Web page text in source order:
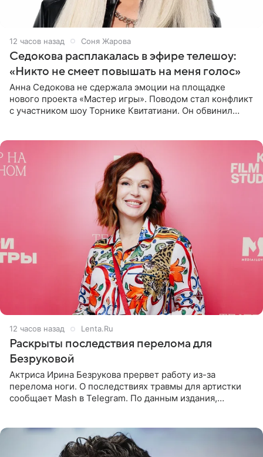
12 часов назад Соня Жарова
Седокова расплакалась в эфире телешоу:
«Никто не смеет повышать на меня голос»
Анна Седокова не сдержала эмоции на площадке
нового проекта «Мастер игры». Поводом стал конфликт
с участником шоу Торнике Квитатиани. Он обвинил
12 часов назад Lenta.Ru
Раскрыты последствия перелома для
Безруковой
Актриса Ирина Безрукова прервет работу из-за
перелома ноги. О последствиях травмы для артистки
сообщает Mash в Telegram. По данным издания,